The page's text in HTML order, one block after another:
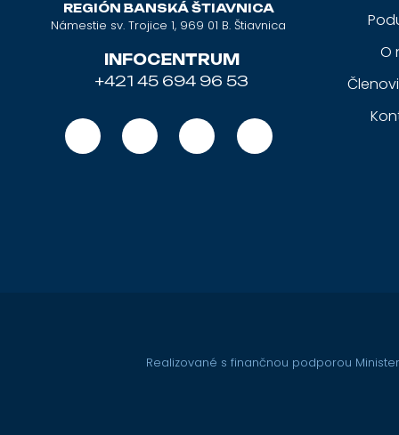
REGIÓN BANSKÁ ŠTIAVNICA
Námestie sv. Trojice 1, 969 01 B. Štiavnica
INFOCENTRUM
+421 45 694 96 53
O
Realizované s finančnou podporou